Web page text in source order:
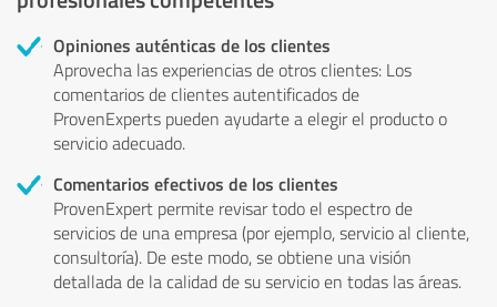
Opiniones auténticas de los clientes
Aprovecha las experiencias de otros clientes: Los
comentarios de clientes autentificados de
ProvenExperts pueden ayudarte a elegir el producto o
servicio adecuado.
Comentarios efectivos de los clientes
ProvenExpert permite revisar todo el espectro de
servicios de una empresa (por ejemplo, servicio al cliente,
consultoría). De este modo, se obtiene una visión
detallada de la calidad de su servicio en todas las áreas.